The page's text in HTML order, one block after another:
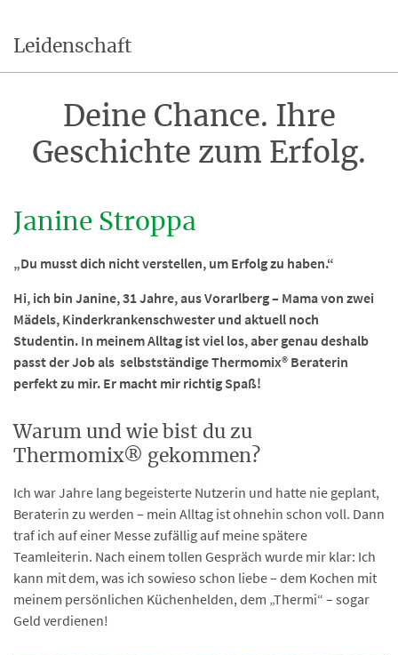
Leidenschaft
Deine Chance. Ihre
Geschichte zum Erfolg.
Janine Stroppa
„Du musst dich nicht verstellen, um Erfolg zu haben.“
Hi, ich bin Janine, 31 Jahre, aus Vorarlberg – Mama von zwei
Mädels, Kinderkrankenschwester und aktuell noch
Studentin. In meinem Alltag ist viel los, aber genau deshalb
passt der Job als selbstständige Thermomix® Beraterin
perfekt zu mir. Er macht mir richtig Spaß!
Warum und wie bist du zu
Thermomix® gekommen?
Ich war Jahre lang begeisterte Nutzerin und hatte nie geplant,
Beraterin zu werden – mein Alltag ist ohnehin schon voll. Dann
traf ich auf einer Messe zufällig auf meine spätere
Teamleiterin. Nach einem tollen Gespräch wurde mir klar: Ich
kann mit dem, was ich sowieso schon liebe – dem Kochen mit
meinem persönlichen Küchenhelden, dem „Thermi“ – sogar
Geld verdienen!